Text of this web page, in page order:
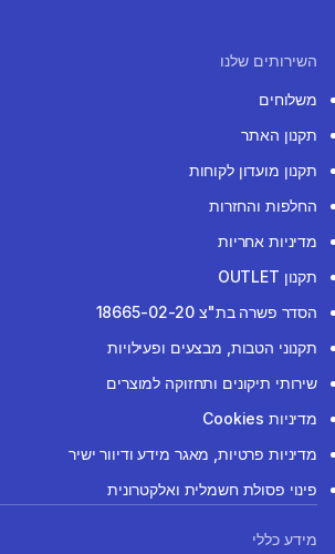
השירותים שלנו
משלוחים
תקנון האתר
תקנון מועדון לקוחות
החלפות והחזרות
מדיניות אחריות
תקנון OUTLET
הסדר פשרה בת"צ 18665-02-20
תקנוני הטבות, מבצעים ופעילויות
שירותי תיקונים ותחזוקה למוצרים
מדיניות Cookies
מדיניות פרטיות, מאגר מידע ודיוור ישיר
פינוי פסולת חשמלית ואלקטרונית
מידע כללי